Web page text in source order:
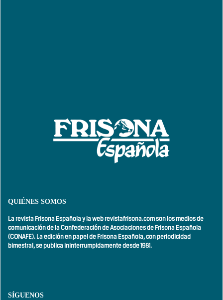
QUIÉNES SOMOS
La revista Frisona Española y la web revistafrisona.com son los medios de
comunicación de la Confederación de Asociaciones de Frisona Española
(CONAFE). La edición en papel de Frisona Española, conperiodicidad
bimestral,se publica ininterrumpidamente desde 1981.
SÍGUENOS